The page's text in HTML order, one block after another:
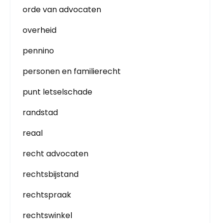
orde van advocaten
overheid
pennino
personen en familierecht
punt letselschade
randstad
reaal
recht advocaten
rechtsbijstand
rechtspraak
rechtswinkel